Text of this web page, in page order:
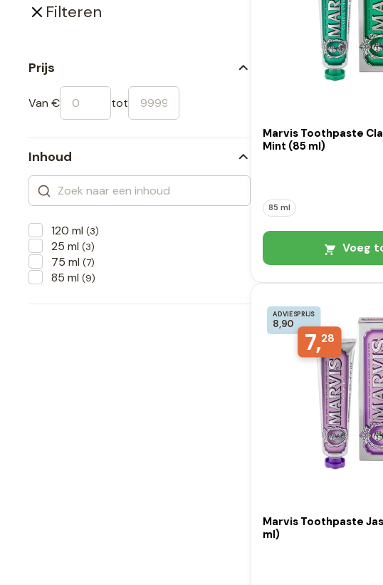
Filteren
Prijs
Van € tot
Inhoud
120 ml (3)
25 ml (3)
75 ml (7)
85 ml (9)
Marvis Toothpaste
Mint (85 ml)
85 ml
Voeg
ADVIESPRIJS
8,90
7,28
Marvis Toothpaste
ml)